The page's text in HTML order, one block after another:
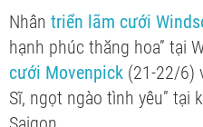
Nhân triển lãm cưới
hạnh phúc thăng hoa” tại
cưới Movenpick (21-22/6)
Sĩ, ngọt ngào tình yêu” tại